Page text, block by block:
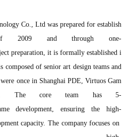
Co., Ltd was prepared for establish
2009 and through one-
preparation, it is formally established i
composed of senior art design teams and
once in Shanghai PDE, Virtuos Gam
The core team has 5-
development, ensuring the high-
capacity. The company focuses on